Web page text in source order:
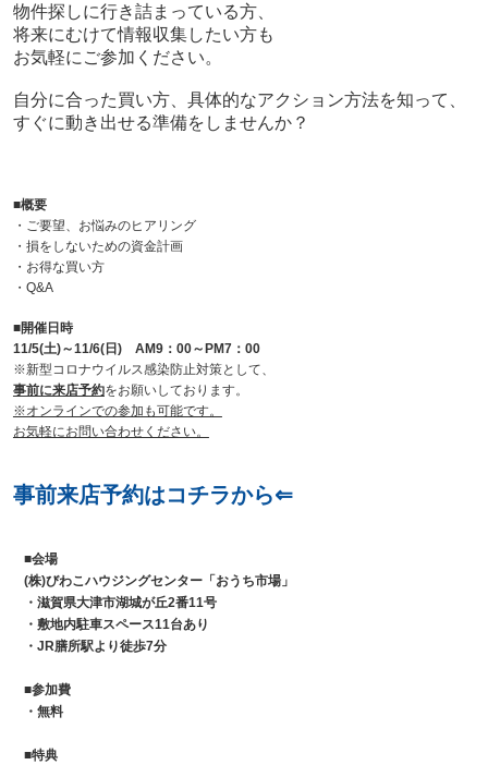
物件探しに行き詰まっている方、
将来にむけて情報収集したい方も
お気軽にご参加ください。
自分に合った買い方、具体的なアクション方法を知って、
すぐに動き出せる準備をしませんか？
■概要
・ご要望、お悩みのヒアリング
・損をしないための資金計画
・お得な買い方
・Q&A
■開催日時
11/5(土)～11/6(日) AM9：00～PM7：00
※新型コロナウイルス感染防止対策として、
事前に来店予約をお願いしております。
※オンラインでの参加も可能です。
お気軽にお問い合わせください。
事前来店予約はコチラから⇐
■会場
(株)びわこハウジングセンター「おうち市場」
・滋賀県大津市湖城が丘2番11号
・敷地内駐車スペース11台あり
・JR膳所駅より徒歩7分
■参加費
・無料
■特典